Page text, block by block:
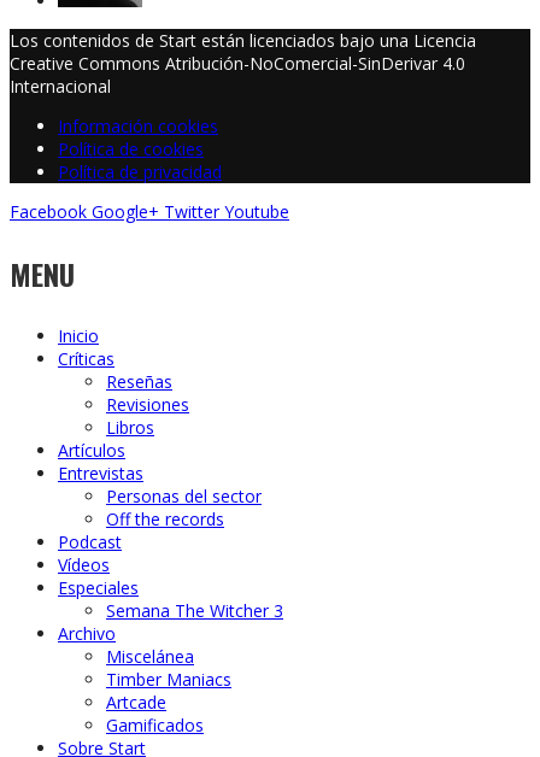
Los contenidos de Start están licenciados bajo una Licencia
Creative Commons Atribución-NoComercial-SinDerivar 4.0
Internacional
Información cookies
Política de cookies
Política de privacidad
Facebook Google+ Twitter Youtube
MENU
Inicio
Críticas
Reseñas
Revisiones
Libros
Artículos
Entrevistas
Personas del sector
Off the records
Podcast
Vídeos
Especiales
Semana The Witcher 3
Archivo
Miscelánea
Timber Maniacs
Artcade
Gamificados
Sobre Start